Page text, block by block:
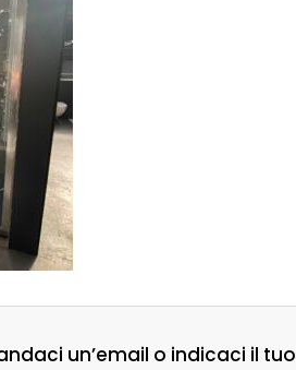
un’email o indicaci il tuo